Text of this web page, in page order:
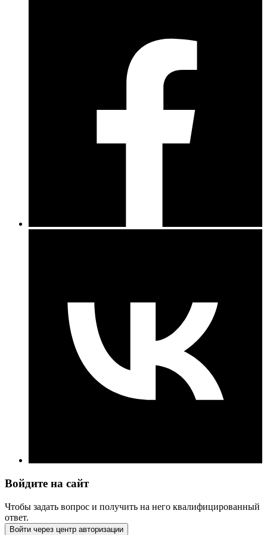
Войдите на сайт
Чтобы задать вопрос и получить на него квалифицированный
ответ.
Войти через центр авторизации